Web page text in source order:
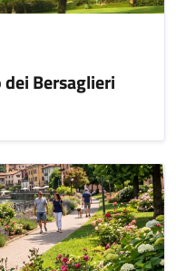
Bersaglieri